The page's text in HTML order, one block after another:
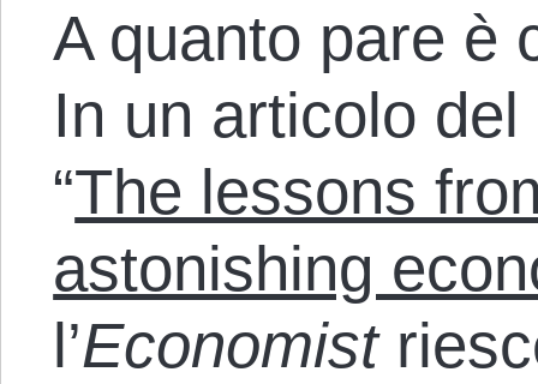
A quanto pare è
In un articolo
“The lessons
astonishing
l’Economist